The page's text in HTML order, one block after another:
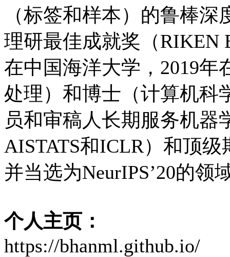
（标签和样本）的鲁棒
理研最佳成就奖（RIKEN
在中国海洋大学，2019
处理）和博士（计算机科
员和审稿人长期服务机器
AISTATS和ICLR）和顶
并当选为NeurIPS’20的领
个人主页：
https://bhanml.github.io/